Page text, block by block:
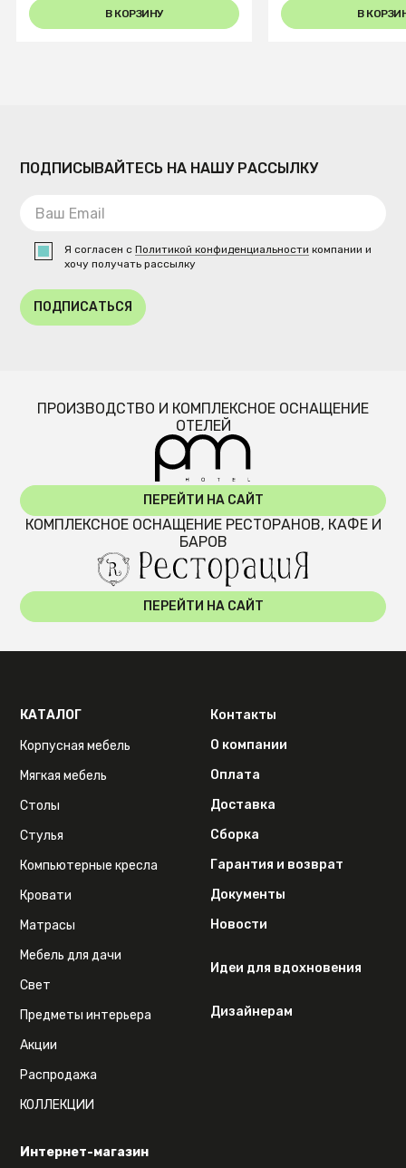
В КОРЗИНУ В
ПОДПИСЫВАЙТЕСЬ НА НАШУ РАССЫЛКУ
Я согласен сПолитикой конфиденциальности компании и
хочу получать рассылку
ПОДПИСАТЬСЯ
ПРОИЗВОДСТВО И КОМПЛЕКСНОЕ ОСНАЩЕНИЕ
ОТЕЛЕЙ
ПЕРЕЙТИ НА САЙТ
КОМПЛЕКСНОЕ ОСНАЩЕНИЕ РЕСТОРАНОВ, КАФЕ И
БАРОВ
ПЕРЕЙТИ НА САЙТ
Интернет-магазин
КАТАЛОГ
Корпусная мебель
Мягкая мебель
Столы
Стулья
Компьютерные кресла
Кровати
Матрасы
Мебель для дачи
Свет
Предметы интерьера
Акции
Распродажа
КОЛЛЕКЦИИ
Контакты
О компании
Оплата
Доставка
Сборка
Гарантия и возврат
Документы
Новости
Идеи для вдохновения
Дизайнерам